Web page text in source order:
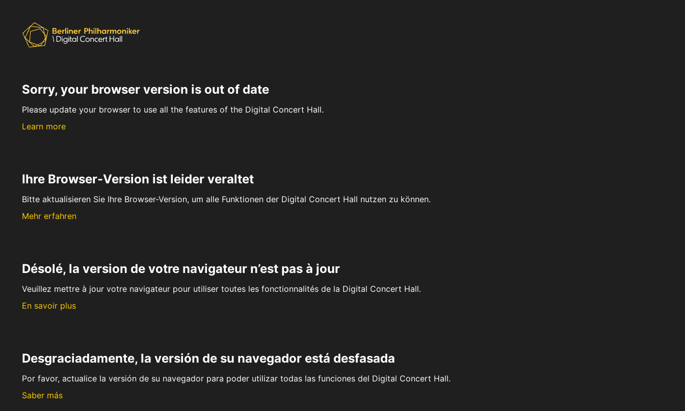
Sorry, your browser version is out of date
Please update your browser to use all the features of the Digital Concert Hall.
Learn more
Ihre Browser-Version ist leider veraltet
Bitte aktualisieren Sie Ihre Browser-Version, um alle Funktionen der Digital Concert Hall nutzen zu können.
Mehr erfahren
Désolé, la version de votre navigateur n’est pas à jour
Veuillez mettre à jour votre navigateur pour utiliser toutes les fonctionnalités de la Digital Concert Hall.
En savoir plus
Desgraciadamente, la versión de su navegador está desfasada
Por favor, actualice la versión de su navegador para poder utilizar todas las funciones del Digital Concert Hall.
Saber más